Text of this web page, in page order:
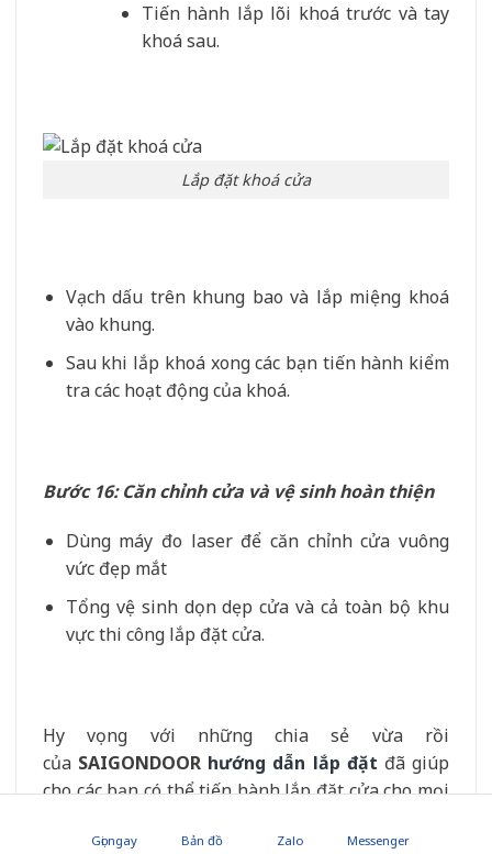
Tiến hành lắp lõi khoá trước và tay
khoá sau.
Lắp đặt khoá cửa
Vạch dấu trên khung bao và lắp miệng khoá
vào khung.
Sau khi lắp khoá xong các bạn tiến hành kiểm
tra các hoạt động của khoá.
Bước 16: Căn chỉnh cửa và vệ sinh hoàn thiện
Dùng máy đo laser để căn chỉnh cửa vuông
vức đẹp mắt
Tổng vệ sinh dọn dẹp cửa và cả toàn bộ khu
vực thi công lắp đặt cửa.
Hy vọng với những chia sẻ vừa rồi
của SAIGONDOOR hướng dẫn lắp đặt đã giúp
cho các bạn có thể tiến hành lắp đặt cửa cho mọi
và theo dõi những bài viết để nâng tầm hiểu biết
Gọi ngay Bản đồ Zalo Messenger